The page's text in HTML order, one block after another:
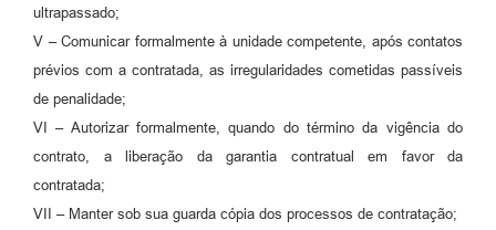
ultrapassado;
V – Comunicar formalmente à unidade competente, após contatos
prévios com a contratada, as irregularidades cometidas passíveis
de penalidade;
VI – Autorizar formalmente, quando do término da vigência do
contrato, a liberação da garantia contratual em favor da
contratada;
VII – Manter sob sua guarda cópia dos processos de contratação;